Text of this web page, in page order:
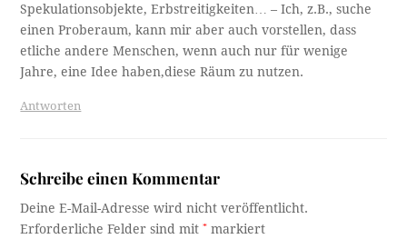
Spekulationsobjekte, Erbstreitigkeiten… – Ich, z.B., suche
einen Proberaum, kann mir aber auch vorstellen, dass
etliche andere Menschen, wenn auch nur für wenige
Jahre, eine Idee haben,diese Räum zu nutzen.
Antworten
Schreibe einen Kommentar
Deine E-Mail-Adresse wird nicht veröffentlicht.
Erforderliche Felder sind mit* markiert